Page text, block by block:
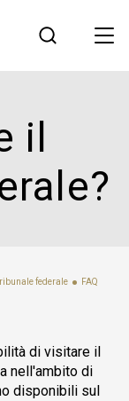
il
federale
FAQ
di visitare il
nell'ambito di
disponibili sul